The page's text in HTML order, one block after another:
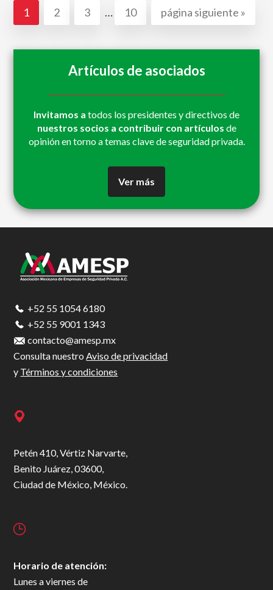
Ir
a
la
1
Ir
a
la
página
2
Ir
a
la
página
3
Páginas
intermedias
…
Ir
a
la
página
10
Ir
a
la
página siguiente »
Artículos de asociados
Invitamos a todos los presidentes y directivos de
nuestros socios a contribuir con artículos de
opinión en torno a temas clave de seguridad privada.
Ver más
Footer
+52 55 1054 6180
+52 55 9001 1343
contacto@amesp.mx
Consulta nuestro Aviso de privacidad
y Términos y condiciones
Petén 410, Vértiz Narvarte,
Benito Juárez, 03600,
Ciudad de México, México.
Horario de atención:
Lunes a viernes de